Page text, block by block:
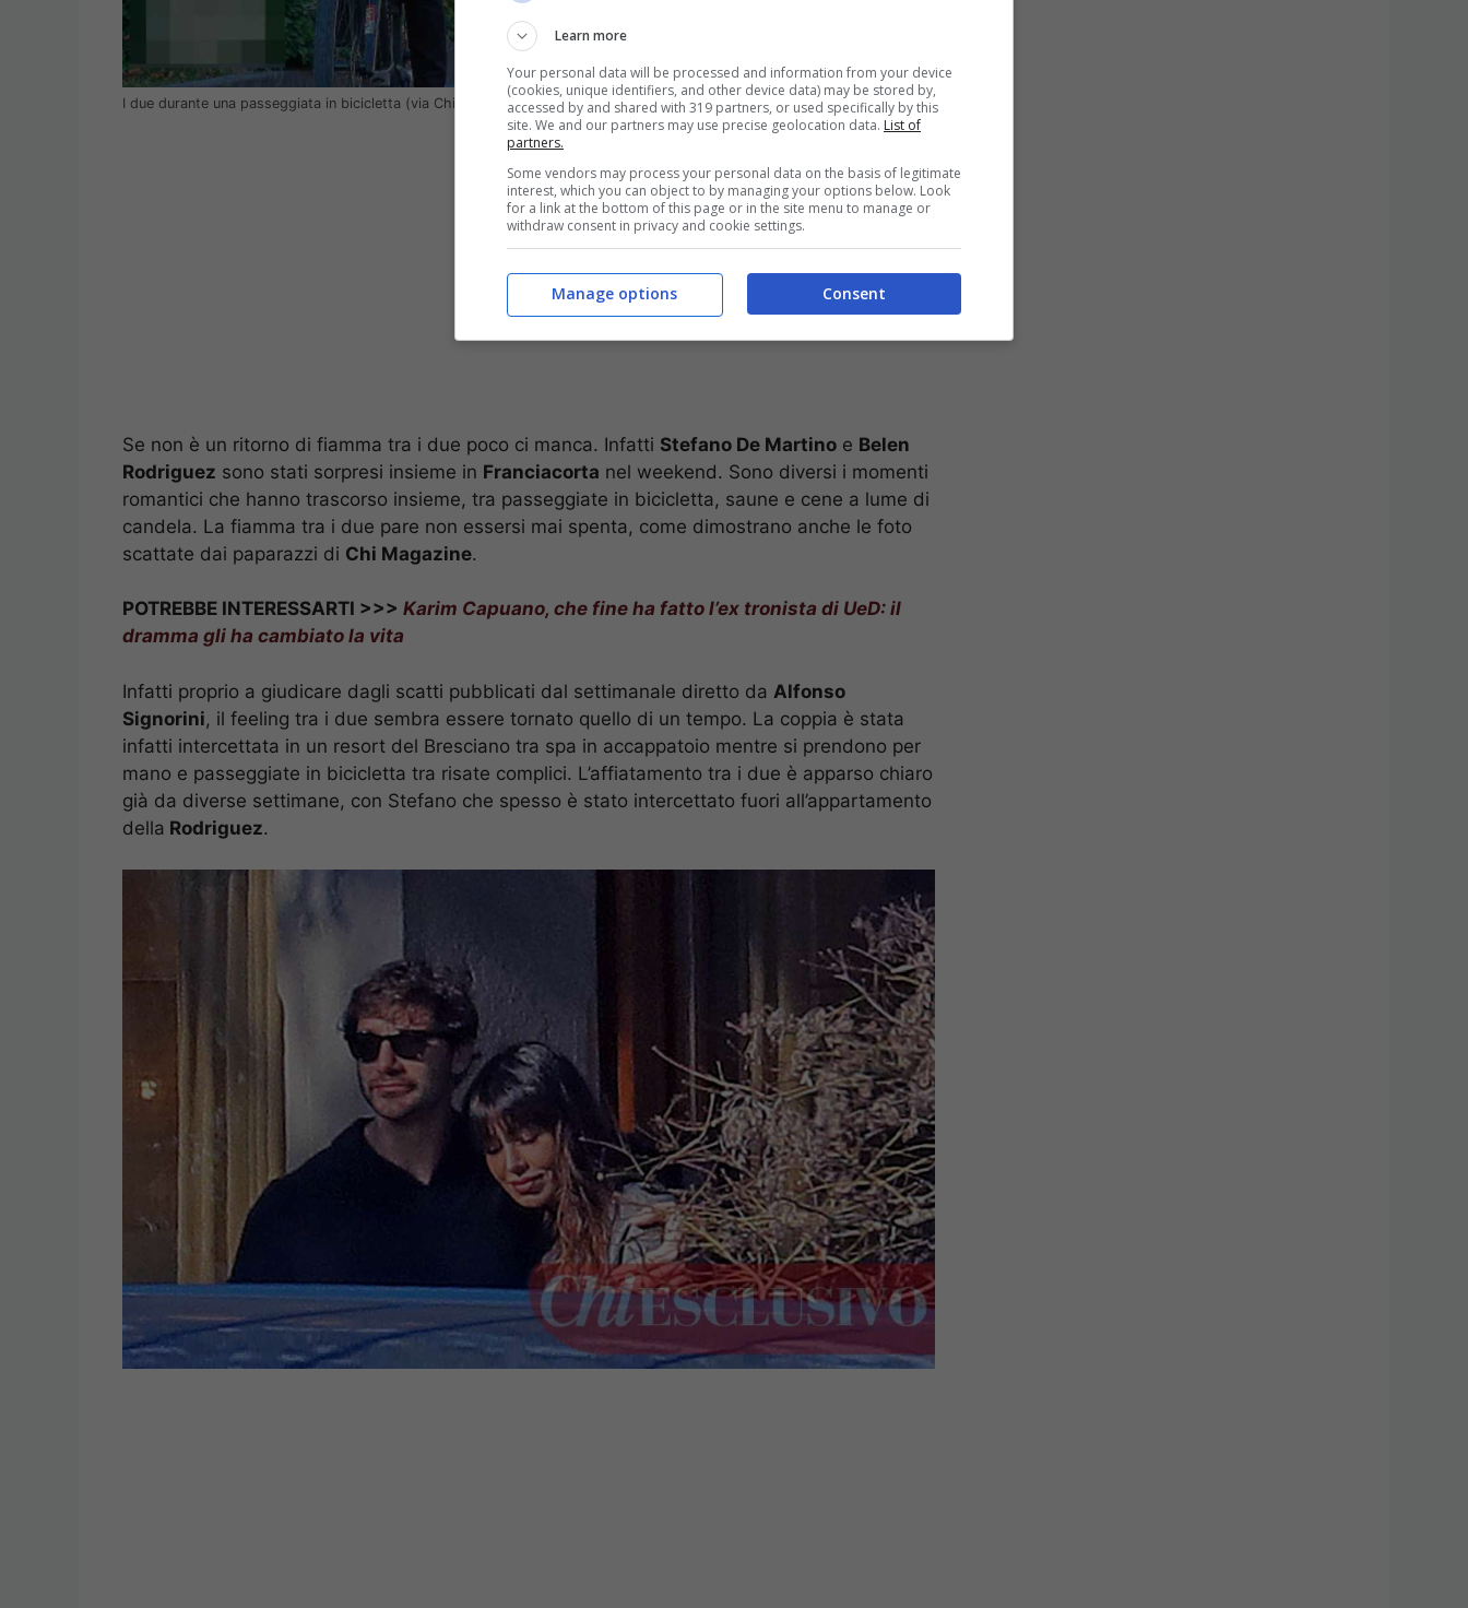
I due durante una passeggiata in bicicletta (via Chi Magazine)
Se non è un ritorno di fiamma tra i due poco ci manca. Infatti Stefano De Martino e Belen
Rodriguez sono stati sorpresi insieme in Franciacorta nel weekend. Sono diversi i momenti
romantici che hanno trascorso insieme, tra passeggiate in bicicletta, saune e cene a lume di
candela. La fiamma tra i due pare non essersi mai spenta, come dimostrano anche le foto
scattate dai paparazzi di Chi Magazine.
POTREBBE INTERESSARTI >>> Karim Capuano, che fine ha fatto l’ex tronista di UeD: il
dramma gli ha cambiato la vita
Infatti proprio a giudicare dagli scatti pubblicati dal settimanale diretto da Alfonso
Signorini, il feeling tra i due sembra essere tornato quello di un tempo. La coppia è stata
infatti intercettata in un resort del Bresciano tra spa in accappatoio mentre si prendono per
mano e passeggiate in bicicletta tra risate complici. L’affiatamento tra i due è apparso chiaro
già da diverse settimane, con Stefano che spesso è stato intercettato fuori all’appartamento
della Rodriguez.
Learn more
Your personal data will be processed and information from your device
(cookies, unique identifiers, and other device data) may be stored by,
accessed by and shared with 319 partners, or used specifically by this
site. We and our partners may use precise geolocation data. List of
partners.
Some vendors may process your personal data on the basis of legitimate
interest, which you can object to by managing your options below. Look
for a link at the bottom of this page or in the site menu to manage or
withdraw consent in privacy and cookie settings.
Consent
Manage options